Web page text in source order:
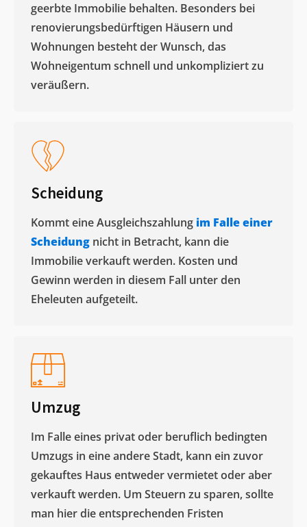
geerbte Immobilie behalten. Besonders bei
renovierungsbedürftigen Häusern und
Wohnungen besteht der Wunsch, das
Wohneigentum schnell und unkompliziert zu
veräußern. ​
Scheidung
Kommt eine Ausgleichszahlung im Falle einer
Scheidung nicht in Betracht, kann die
Immobilie verkauft werden. Kosten und
Gewinn werden in diesem Fall unter den
Eheleuten aufgeteilt.​
Umzug
Im Falle eines privat oder beruflich bedingten
Umzugs in eine andere Stadt, kann ein zuvor
gekauftes Haus entweder vermietet oder aber
verkauft werden. Um Steuern zu sparen, sollte
man hier die entsprechenden Fristen